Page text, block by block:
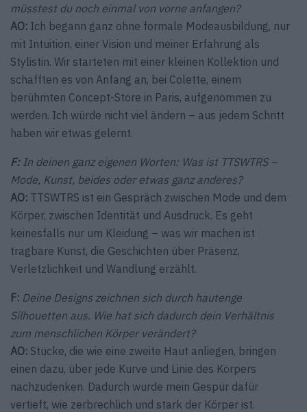
müsstest du noch einmal von vorne anfangen?
AO: Ich begann ganz ohne formale Modeausbildung, nur
mit Intuition, einer Vision und meiner Erfahrung als
Stylistin. Wir starteten mit einer kleinen Kollektion und
schafften es von Anfang an, bei Colette, einem
berühmten Concept-Store in Paris, aufgenommen zu
werden. Ich würde nicht viel ändern – aus jedem Schritt
haben wir etwas gelernt.
F:In deinen ganz eigenen Worten: Was ist TTSWTRS –
Mode, Kunst, beides oder etwas ganz anderes?
AO: TTSWTRS ist ein Gespräch zwischen Mode und dem
Körper, zwischen Identität und Ausdruck. Es geht
keinesfalls nur um Kleidung – was wir machen ist
tragbare Kunst, die Geschichten über Präsenz,
Verletzlichkeit und Wandlung erzählt.
F: Deine Designs zeichnen sich durch hautenge
Silhouetten aus. Wie hat sich dadurch dein Verhältnis
zum menschlichen Körper verändert?
AO: Stücke, die wie eine zweite Haut anliegen, bringen
einen dazu, über jede Kurve und Linie des Körpers
nachzudenken. Dadurch wurde mein Gespür dafür
vertieft, wie zerbrechlich und stark der Körper ist.